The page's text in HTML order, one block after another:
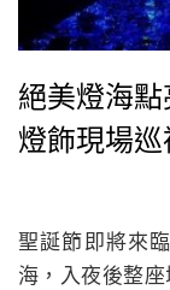
絕美燈海
燈飾現場巡
聖誕節即將來
海，入夜後整